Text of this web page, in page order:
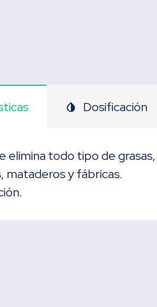
invert_colors Dosificación
elimina todo tipo de
mataderos y fábricas.